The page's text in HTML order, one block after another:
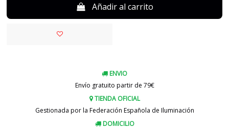
Añadir al carrito
ENVIO
Envío gratuito partir de 79€
TIENDA OFICIAL
Gestionada por la Federación Española de Iluminación
DOMICILIO